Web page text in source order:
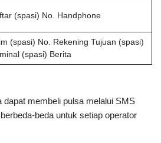
(spasi) No. Handphone
(spasi) No. Rekening Tujuan (spasi)
(spasi) Berita
dapat membeli pulsa melalui SMS
beda untuk setiap operator